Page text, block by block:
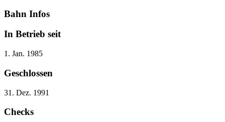
Bahn Infos
In Betrieb seit
1. Jan. 1985
Geschlossen
31. Dez. 1991
Checks